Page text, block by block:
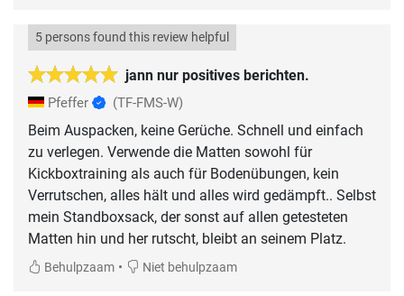
jann nur positives berichten.
5 persons found this review helpful
Pfeffer (TF-FMS-W)
Beim Auspacken, keine Gerüche. Schnell und einfach
zu verlegen. Verwende die Matten sowohl für
Kickboxtraining als auch für Bodenübungen, kein
Verrutschen, alles hält und alles wird gedämpft.. Selbst
mein Standboxsack, der sonst auf allen getesteten
Matten hin und her rutscht, bleibt an seinem Platz.
Behulpzaam • Niet behulpzaam